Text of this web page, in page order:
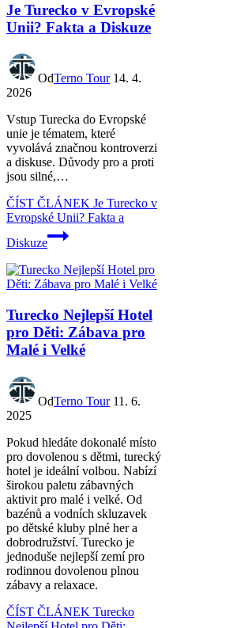
Je Turecko v Evropské
Unii? Fakta a Diskuze
OdTerno Tour 14. 4.
2026
Vstup Turecka do Evropské
unie je tématem, které
vyvolává značnou kontroverzi
a diskuse. Důvody pro a proti
jsou silné,…
ČÍST ČLÁNEK Je Turecko v
Evropské Unii? Fakta a
Diskuze
Turecko Nejlepší Hotel
pro Děti: Zábava pro
Malé i Velké
OdTerno Tour 11. 6.
2025
Pokud hledáte dokonalé místo
pro dovolenou s dětmi, turecký
hotel je ideální volbou. Nabízí
širokou paletu zábavných
aktivit pro malé i velké. Od
bazénů a vodních skluzavek
po dětské kluby plné her a
dobrodružství. Turecko je
jednoduše nejlepší zemí pro
rodinnou dovolenou plnou
zábavy a relaxace.
ČÍST ČLÁNEK Turecko